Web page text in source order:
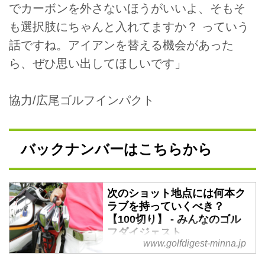
でカーボンを外さないほうがいいよ、そもそ
も選択肢にちゃんと入れてますか？ っていう
話ですね。アイアンを替える機会があった
ら、ぜひ思い出してほしいです」
協力/広尾ゴルフインパクト
バックナンバーはこちらから
次のショット地点には何本ク
ラブを持っていくべき？
【100切り】 - みんなのゴル
フダイジェスト
ビギナーを脱したゴルファーの前
www.golfdigest-minna.jp